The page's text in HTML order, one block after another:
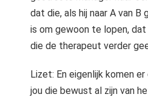
dat die, als hij naar A van
is om gewoon te lopen,
die de therapeut verder
Lizet: En eigenlijk komen
jou die bewust al zijn van